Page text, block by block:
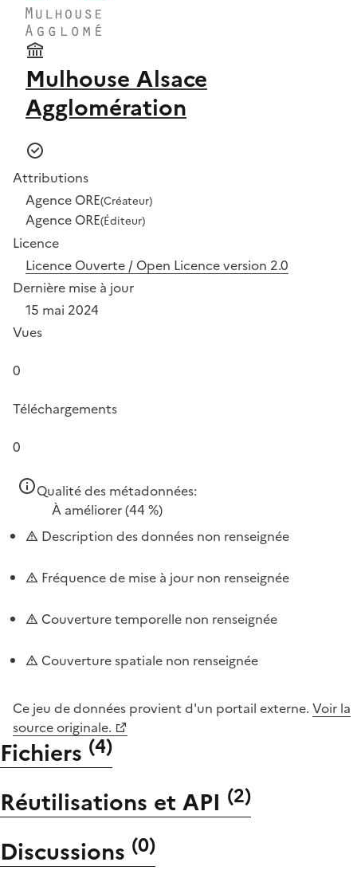
Mulhouse Alsace
Agglomération
Attributions
Agence ORE(Créateur)
Agence ORE(Éditeur)
Licence
Licence Ouverte / Open Licence version 2.0
Dernière mise à jour
15 mai 2024
Vues
0
Téléchargements
0
Qualité des métadonnées:
À améliorer(44 %)
Description des données non renseignée
Fréquence de mise à jour non renseignée
Couverture temporelle non renseignée
Couverture spatiale non renseignée
Ce jeu de données provient d'un portail externe. Voir la
source originale.
Fichiers (4)
Réutilisations et API (2)
Discussions (0)